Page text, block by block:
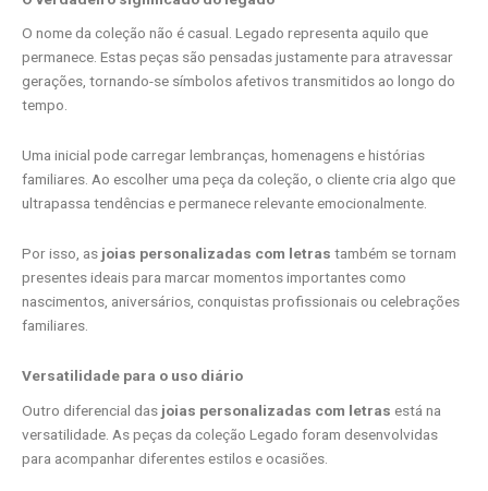
O nome da coleção não é casual. Legado representa aquilo que
permanece. Estas peças são pensadas justamente para atravessar
gerações, tornando-se símbolos afetivos transmitidos ao longo do
tempo.
Uma inicial pode carregar lembranças, homenagens e histórias
familiares. Ao escolher uma peça da coleção, o cliente cria algo que
ultrapassa tendências e permanece relevante emocionalmente.
Por isso, as joias personalizadas com letras também se tornam
presentes ideais para marcar momentos importantes como
nascimentos, aniversários, conquistas profissionais ou celebrações
familiares.
Versatilidade para o uso diário
Outro diferencial das joias personalizadas com letras está na
versatilidade. As peças da coleção Legado foram desenvolvidas
para acompanhar diferentes estilos e ocasiões.